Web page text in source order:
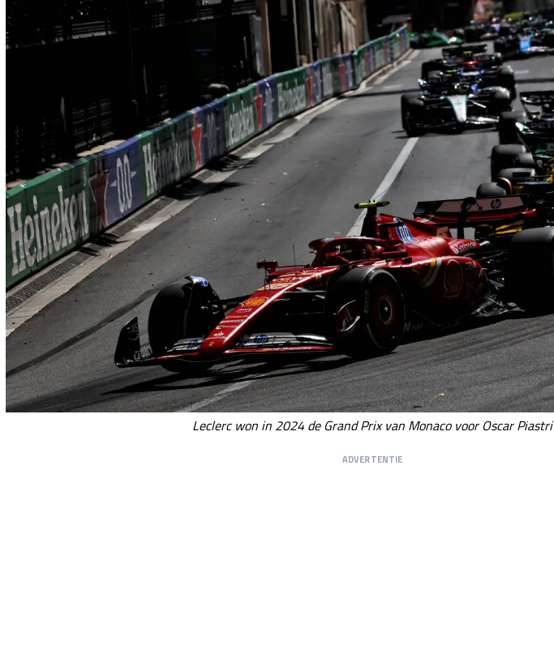
Leclerc won in 2024 de Grand Prix van Monaco voor Oscar Piastri
ADVERTENTIE